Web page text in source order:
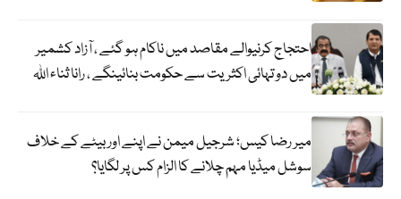
احتجاج کرنیوالے مقاصد میں ناکام ہو گئے ، آزاد کشمیر
میں دو تہائی اکثریت سے حکومت بنائینگے ، رانا ثناء اللہ
میر رضا کیس؛ شرجیل میمن نے اپنے اور بیٹے کے خلاف
سوشل میڈیا مہم چلانے کا الزام کس پر لگایا؟